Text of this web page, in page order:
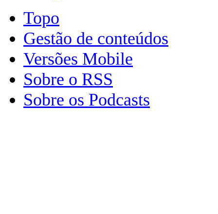
Topo
Gestão de conteúdos
Versões Mobile
Sobre o RSS
Sobre os Podcasts